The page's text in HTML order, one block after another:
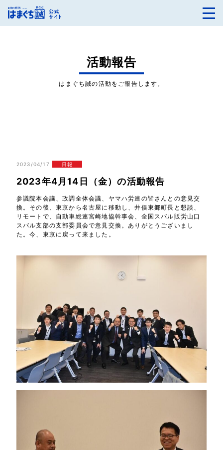
活動報告
はまぐち誠の活動をご報告します。
2023/04/17 日報
2023年4月14日（金）の活動報告
参議院本会議、政調全体会議、ヤマハ労連の皆さんとの意見交
換。その後、東京から名古屋に移動し、井俣東郷町長と懇談、
リモートで、自動車総連宮崎地協幹事会、全国スバル販労山口
スバル支部の支部委員会で意見交換。ありがとうございまし
た。今、東京に戻って来ました。